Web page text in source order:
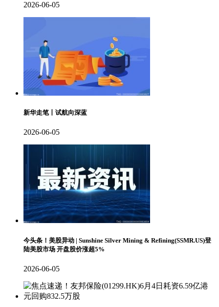
2026-06-05
新华走笔丨试航向深蓝
2026-06-05
今头条！美股异动 | Sunshine Silver Mining & Refining(SSMR.US)登
陆美股市场 开盘股价涨超5%
2026-06-05